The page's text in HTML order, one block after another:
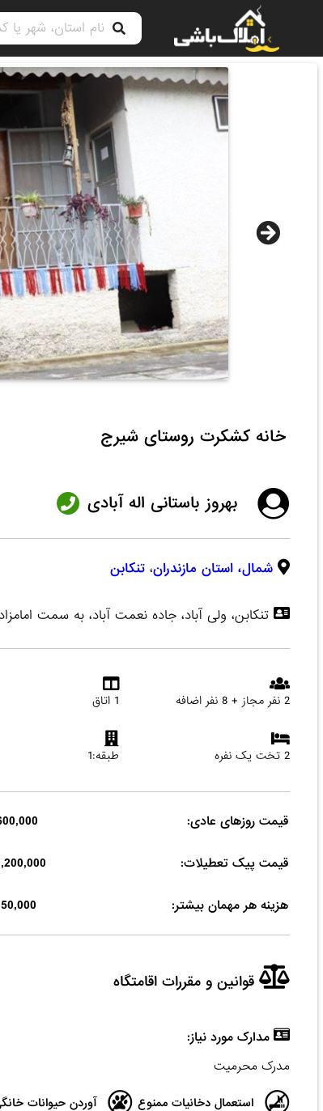
خانه کشکرت روستای شیرج
بهروز باستانی اله آبادی
شمال، استان مازندران، تنکابن
تنکابن، ولی آباد، جاده نعمت آباد، به سمت
2 نفر مجاز + 8 نفر اضافه 1 اتاق
2 تخت یک نفره طبقه:1
قیمت روزهای عادی: 600,000
قیمت پیک تعطیلات: 1,200,000
هزینه هر مهمان بیشتر: 150,000
قوانین و مقررات اقامتگاه
مدارک مورد نیاز:
مدرک محرمیت
استعمال دخانیات ممنوع آوردن حیوانات